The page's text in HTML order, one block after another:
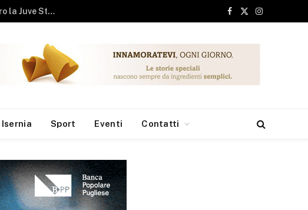
Studenti universitari, 6 milioni dai Fondi Europei per le borse di studio
Facebook
X
Instagram
Isernia Sport Eventi Contatti